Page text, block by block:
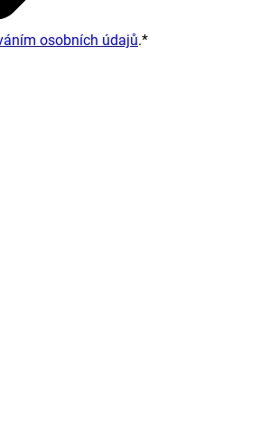
osobních údajů.*